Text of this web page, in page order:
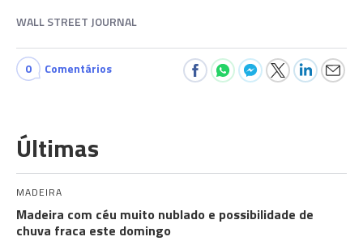
WALL STREET JOURNAL
0 Comentários
Últimas
MADEIRA
Madeira com céu muito nublado e possibilidade de
chuva fraca este domingo